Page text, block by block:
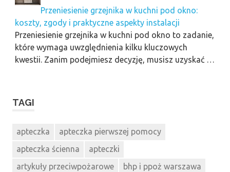
Przeniesienie grzejnika w kuchni pod okno:
koszty, zgody i praktyczne aspekty instalacji
Przeniesienie grzejnika w kuchni pod okno to zadanie,
które wymaga uwzględnienia kilku kluczowych
kwestii. Zanim podejmiesz decyzję, musisz uzyskać …
TAGI
apteczka
apteczka pierwszej pomocy
apteczka ścienna
apteczki
artykuły przeciwpożarowe
bhp i ppoż warszawa